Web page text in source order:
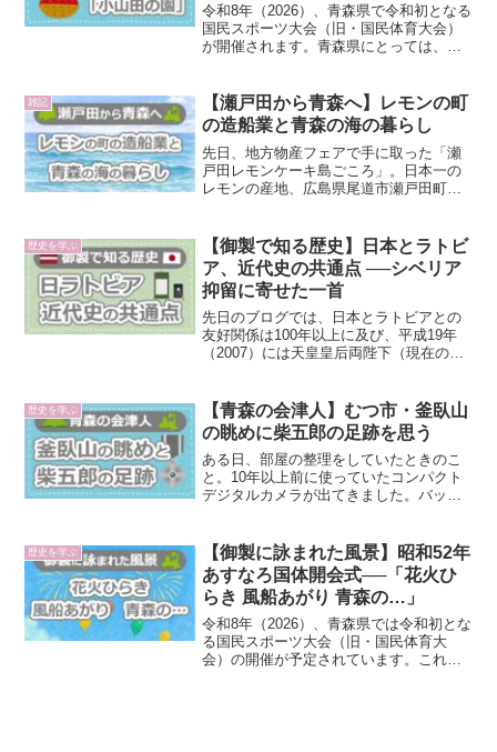
る
令和8年（2026）、青森県で令和初となる
国民スポーツ大会（旧・国民体育大会）
が開催されます。青森県にとっては、昭
トの開催は、過去の記録を改めて読み直
す好機でもあ...
雑記
【瀬戸田から青森へ】レモンの町
の造船業と青森の海の暮らし
先日、地方物産フェアで手に取った「瀬
戸田レモンケーキ島ごころ」。日本一の
レモンの産地、広島県尾道市瀬戸田町で
田という土地の産業について調べてみた
ところ、意外な一面に行き...
歴史を学ぶ
【御製で知る歴史】日本とラトビ
ア、近代史の共通点 ──シベリア
抑留に寄せた一首
先日のブログでは、日本とラトビアとの
友好関係は100年以上に及び、平成19年
（2007）には天皇皇后両陛下（現在の上
ました。今回はそのときの御訪問時に詠
まれた御製（ぎょ...
歴史を学ぶ
【青森の会津人】むつ市・釜臥山
の眺めに柴五郎の足跡を思う
ある日、部屋の整理をしていたときのこ
と。10年以上前に使っていたコンパクト
デジタルカメラが出てきました。バッテ
ていた頃の懐かしい写真がずらりと保存
されていました。その中...
歴史を学ぶ
【御製に詠まれた風景】昭和52年
あすなろ国体開会式──「花火ひ
らき 風船あがり 青森の…」
令和8年（2026）、青森県では令和初とな
る国民スポーツ大会（旧・国民体育大
会）の開催が予定されています。これに